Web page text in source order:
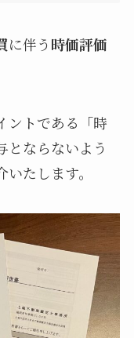
に伴う時価評価
ントである「時
とならないよう
たします。